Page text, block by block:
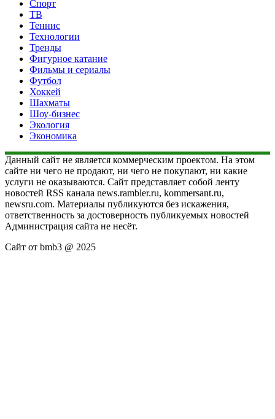
Спорт
ТВ
Теннис
Технологии
Тренды
Фигурное катание
Фильмы и сериалы
Футбол
Хоккей
Шахматы
Шоу-бизнес
Экология
Экономика
Данный сайт не является коммерческим проектом. На этом
сайте ни чего не продают, ни чего не покупают, ни какие
услуги не оказываются. Сайт представляет собой ленту
новостей RSS канала news.rambler.ru, kommersant.ru,
newsru.com. Материалы публикуются без искажения,
ответственность за достоверность публикуемых новостей
Администрация сайта не несёт.
Сайт от bmb3 @ 2025